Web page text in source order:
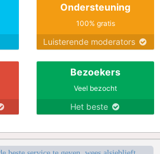
Ondersteuning
100% gratis
Luisterende moderators
Bezoekers
Veel bezocht
Het beste